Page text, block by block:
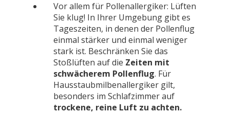
Vor allem für Pollenallergiker: Lüften
Sie klug! In Ihrer Umgebung gibt es
Tageszeiten, in denen der Pollenflug
einmal stärker und einmal weniger
stark ist. Beschränken Sie das
Stoßlüften auf die Zeiten mit
schwächerem Pollenflug. Für
Hausstaubmilbenallergiker gilt,
besonders im Schlafzimmer auf
trockene, reine Luft zu achten.